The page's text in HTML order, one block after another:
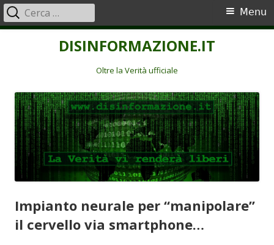
DISINFORMAZIONE.IT
Oltre la Verità ufficiale
Menu
principale
Menu
Ricerca
per:
Impianto neurale per “manipolare”
il cervello via smartphone…